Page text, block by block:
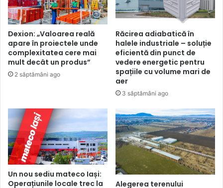
Dexion: „Valoarea reală
apare în proiectele unde
complexitatea cere mai
mult decât un produs”
2 săptămâni ago
Răcirea adiabatică în
halele industriale – soluție
eficientă din punct de
vedere energetic pentru
spațiile cu volume mari de
aer
3 săptămâni ago
Un nou sediu mateco Iași:
Operațiunile locale trec la
Alegerea terenului